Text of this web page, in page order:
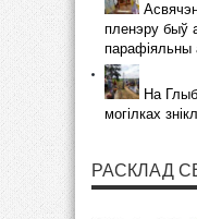
пленэру быў
парафіяльны
На
могілках
РАСКЛАД